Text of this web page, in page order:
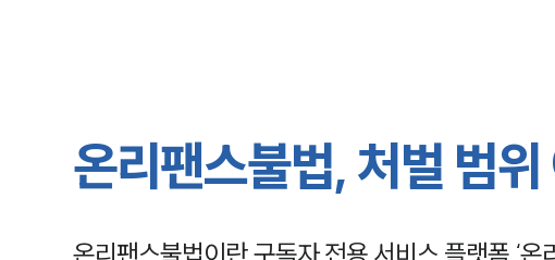
온리팬스불법, 처벌 범
온리팬스불법이란 구독자 전용 서비스 플랫폼 ‘